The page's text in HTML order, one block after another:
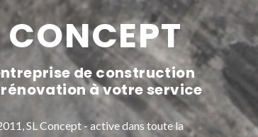
CONCEPT
de construction
à votre service
SL Concept - active dans toute la